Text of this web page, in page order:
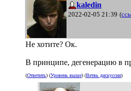
kaledin
2022-02-05 21:39 (
Не хотите? Ок.
В принципе, дегенерацию в
(Ответить) (Уровень выше) (Ветвь дискуссии)